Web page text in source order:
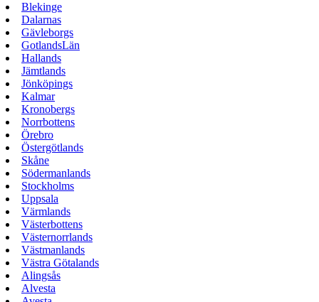
Blekinge
Dalarnas
Gävleborgs
GotlandsLän
Hallands
Jämtlands
Jönköpings
Kalmar
Kronobergs
Norrbottens
Örebro
Östergötlands
Skåne
Södermanlands
Stockholms
Uppsala
Värmlands
Västerbottens
Västernorrlands
Västmanlands
Västra Götalands
Alingsås
Alvesta